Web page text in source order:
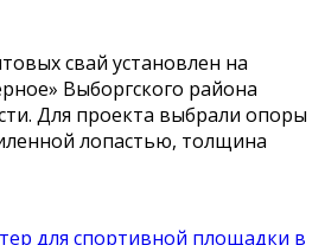
свай установлен на
Выборгского района
Для проекта выбрали опоры
лопастью, толщина